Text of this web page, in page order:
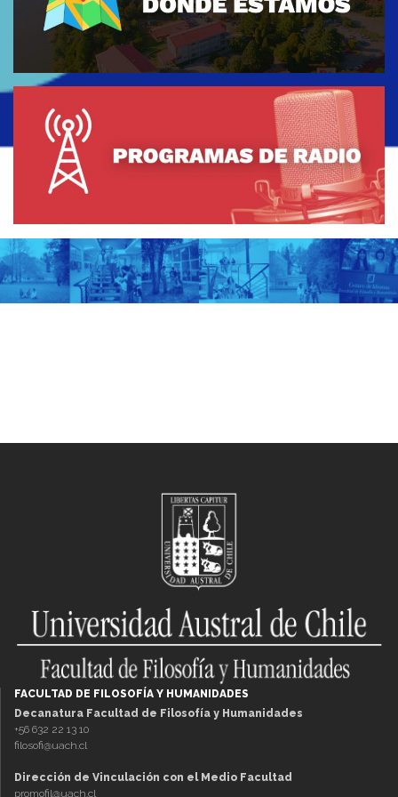
FACULTAD DE FILOSOFÍA Y HUMANIDADES
Decanatura Facultad de Filosofía y Humanidades
+56 632 22 13 10
filosofi@uach.cl
Dirección de Vinculación con el Medio Facultad
promofil@uach.cl